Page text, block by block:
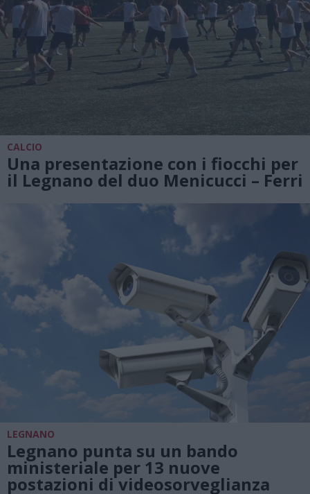
CALCIO
Una presentazione con i fiocchi per
il Legnano del duo Menicucci – Ferri
LEGNANO
Legnano punta su un bando
ministeriale per 13 nuove
postazioni di videosorveglianza